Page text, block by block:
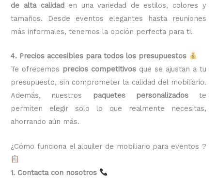
de alta calidaden una variedad de estilos, colores y
tamaños. Desde eventos elegantes hasta reuniones
más informales, tenemos la opción perfecta para ti.
4. Precios accesibles para todos los presupuestos
Te ofrecemos precios competitivos que se ajustan a tu
presupuesto, sin comprometer la calidad del mobiliario.
Además, nuestros
paquetes personalizadoste
permiten elegir solo lo que realmente necesitas,
ahorrando aún más.
¿Cómo funciona el alquiler de mobiliario para eventos ?
1. Contacta con nosotros